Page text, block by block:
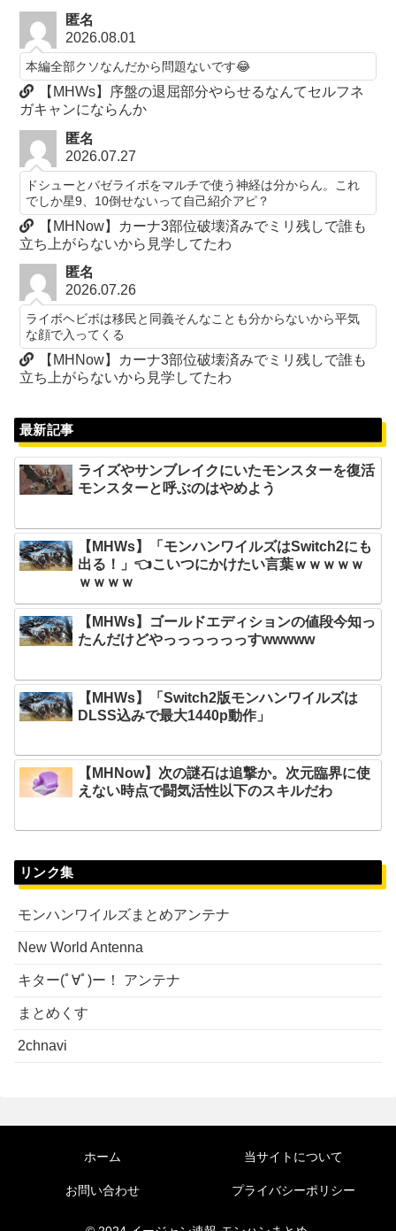
匿名
2026.08.01
本編全部クソなんだから問題ないです😂
【MHWs】序盤の退屈部分やらせるなんてセルフネ
ガキャンにならんか
匿名
2026.07.27
ドシューとバゼライボをマルチで使う神経は分からん。これ
でしか星9、10倒せないって自己紹介アピ？
【MHNow】カーナ3部位破壊済みでミリ残しで誰も
立ち上がらないから見学してたわ
匿名
2026.07.26
ライボヘビボは移民と同義そんなことも分からないから平気
な顔で入ってくる
【MHNow】カーナ3部位破壊済みでミリ残しで誰も
立ち上がらないから見学してたわ
最新記事
ライズやサンブレイクにいたモンスターを復活
モンスターと呼ぶのはやめよう
【MHWs】「モンハンワイルズはSwitch2にも
出る！」👈こいつにかけたい言葉ｗｗｗｗｗ
ｗｗｗｗ
【MHWs】ゴールドエディションの値段今知っ
たんだけどやっっっっっっすwwwww
【MHWs】「Switch2版モンハンワイルズは
DLSS込みで最大1440p動作」
【MHNow】次の謎石は追撃か。次元臨界に使
えない時点で闘気活性以下のスキルだわ
リンク集
モンハンワイルズまとめアンテナ
New World Antenna
キター(ﾟ∀ﾟ)ー！ アンテナ
まとめくす
2chnavi
ホーム 当サイトについて
お問い合わせ プライバシーポリシー